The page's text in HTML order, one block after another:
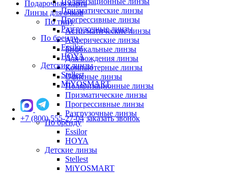
Подарочная карта
Линзы для очков
По типу
Астигматические линзы
Асферические линзы
Бифокальные линзы
Для вождения линзы
Компьютерные линзы
Офисные линзы
Поляризационные линзы
Призматические линзы
Прогрессивные линзы
Разгрузочные линзы
По бренду
Essilor
HOYA
Детские линзы
Stellest
MiYOSMART
Призматические линзы
Прогрессивные линзы
Разгрузочные линзы
По бренду
Essilor
HOYA
Детские линзы
Stellest
MiYOSMART
+7 (800) 555-27-04 заказать звонок